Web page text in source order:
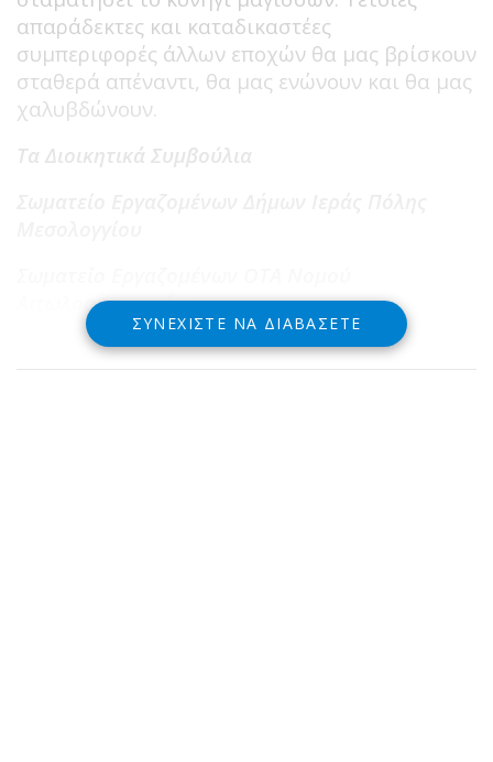
απαράδεκτες και καταδικαστέες
συμπεριφορές άλλων εποχών θα μας βρίσκουν
σταθερά απέναντι, θα μας ενώνουν και θα μας
χαλυβδώνουν.
Τα Διοικητικά Συμβούλια
Αιτωλοακαρνανίας
ΣΥΝΕΧΊΣΤΕ ΝΑ ΔΙΑΒΆΣΕΤΕ